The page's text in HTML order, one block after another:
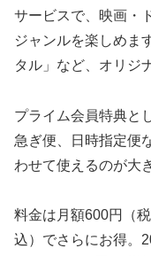
サービスで、映画・
ジャンルを楽しめま
タル」など、オリジ
プライム会員特典と
急ぎ便、日時指定便
わせて使えるのが大
料金は月額600円（
込）でさらにお得。